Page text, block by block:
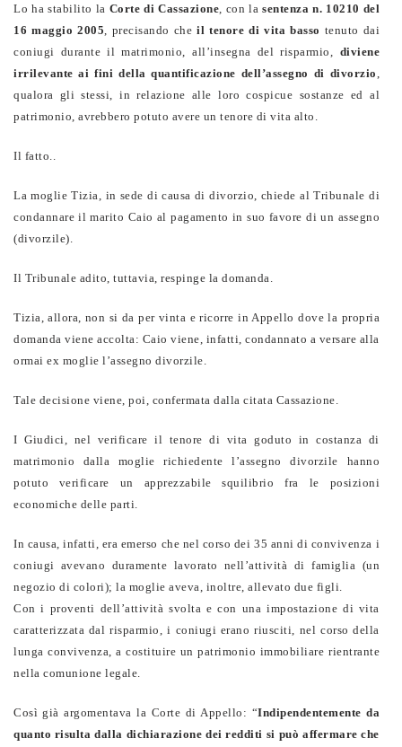
Lo ha stabilito la Corte di Cassazione , con la sentenza n. 10210 del
16 maggio 2005 , precisando che il tenore di vita basso tenuto dai
coniugi durante il matrimonio, all’insegna del risparmio,
diviene
irrilevante ai fini della quantificazione dell’assegno di divorzio
qualora gli stessi, in relazione alle loro cospicue sostanze ed al
patrimonio, avrebbero potuto avere un tenore di vita alto.
Il fatto..
La moglie Tizia, in sede di causa di divorzio, chiede al Tribunale di
condannare il marito Caio al pagamento in suo favore di un assegno
(divorzile).
Il Tribunale adito, tuttavia, respinge la domanda.
Tizia, allora, non si da per vinta e ricorre in Appello dove la propria
domanda viene accolta: Caio viene, infatti, condannato a versare alla
ormai ex moglie l’assegno divorzile.
Tale decisione viene, poi, confermata dalla citata Cassazione.
I Giudici, nel verificare il tenore di vita goduto in costanza di
matrimonio dalla moglie richiedente l’assegno divorzile hanno
potuto verificare un apprezzabile squilibrio fra le posizioni
economiche delle parti.
In causa, infatti, era emerso che nel corso dei 35 anni di convivenza i
coniugi avevano duramente lavorato nell’attività di famiglia (un
negozio di colori); la moglie aveva, inoltre, allevato due figli.
Con i proventi dell’attività svolta e con una impostazione di vita
caratterizzata dal risparmio, i coniugi erano riusciti, nel corso della
lunga convivenza, a costituire un patrimonio immobiliare rientrante
nella comunione legale.
Così già argomentava la Corte di Appello: “Indipendentemente da
quanto risulta dalla dichiarazione dei redditi si può affermare che